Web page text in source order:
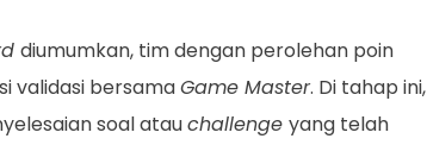
diumumkan, tim dengan perolehan poin
validasi bersamaGame Master. Di tahap ini,
soal atauchallenge yang telah